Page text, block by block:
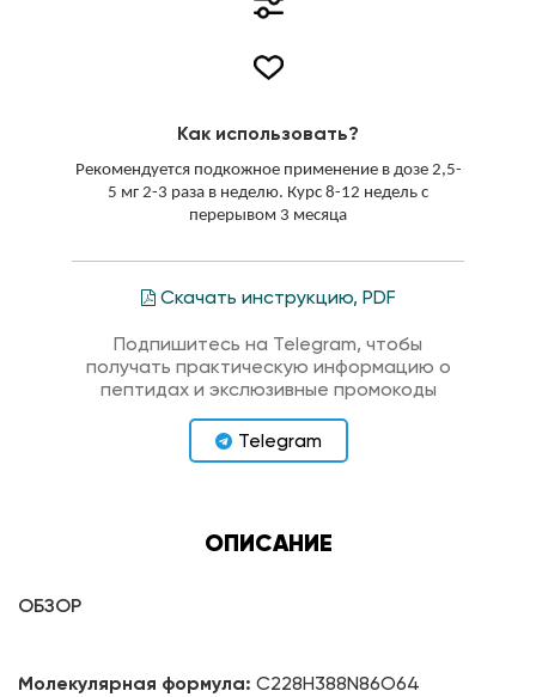
Как использовать?
Рекомендуется подкожное применение в дозе 2,5-
5 мг 2-3 раза в неделю. Курс 8-12 недель с
перерывом 3 месяца
Скачать инструкцию, PDF
Подпишитесь на Telegram, чтобы
получать практическую информацию о
пептидах и экслюзивные промокоды
Telegram
ОПИСАНИЕ
ОБЗОР
Молекулярная формула: C228H388N86O64